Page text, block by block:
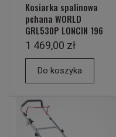
Kosiarka spalinowa
pchana WORLD
GRL530P LONCIN 196
1 469,00 zł
Do koszyka